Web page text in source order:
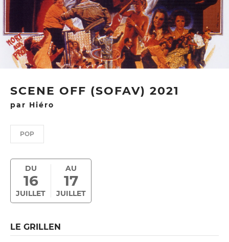
SCENE OFF (SOFAV) 2021
par Hiéro
POP
DU
16
JUILLET
AU
17
JUILLET
LE GRILLEN